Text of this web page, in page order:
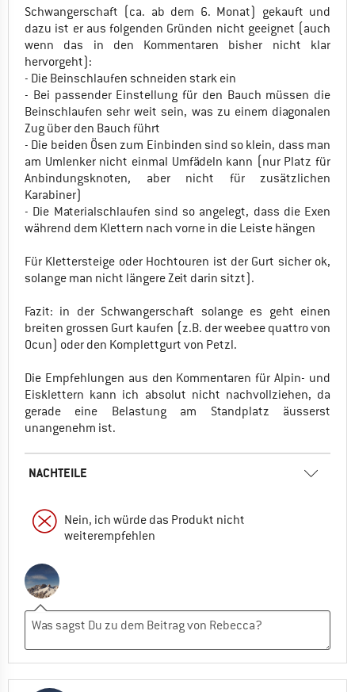
Schwangerschaft (ca. ab dem 6. Monat) gekauft und
dazu ist er aus folgenden Gründen nicht geeignet (auch
wenn das in den Kommentaren bisher nicht klar
hervorgeht):
- Die Beinschlaufen schneiden stark ein
- Bei passender Einstellung für den Bauch müssen die
Beinschlaufen sehr weit sein, was zu einem diagonalen
Zug über den Bauch führt
- Die beiden Ösen zum Einbinden sind so klein, dass man
am Umlenker nicht einmal Umfädeln kann (nur Platz für
Anbindungsknoten, aber nicht für zusätzlichen
Karabiner)
- Die Materialschlaufen sind so angelegt, dass die Exen
während dem Klettern nach vorne in die Leiste hängen
Für Klettersteige oder Hochtouren ist der Gurt sicher ok,
solange man nicht längere Zeit darin sitzt).
Fazit: in der Schwangerschaft solange es geht einen
breiten grossen Gurt kaufen (z.B. der weebee quattro von
Ocun) oder den Komplettgurt von Petzl.
Die Empfehlungen aus den Kommentaren für Alpin- und
Eisklettern kann ich absolut nicht nachvollziehen, da
gerade eine Belastung am Standplatz äusserst
unangenehm ist.
NACHTEILE
Nein, ich würde das Produkt nicht
weiterempfehlen